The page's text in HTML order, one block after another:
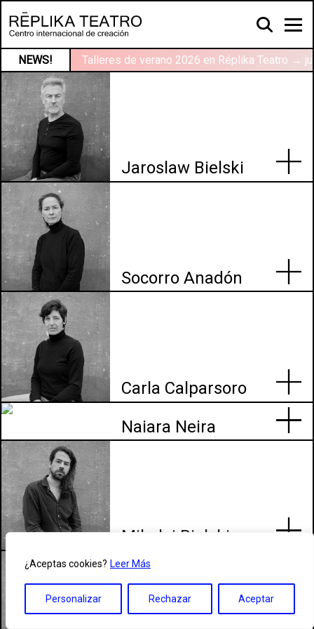
¿Aceptas cookies? Leer Más
Personalizar Rechazar Aceptar
NEWS! Talleres de verano 2026 en Réplika Teatro →
Jaroslaw Bielski
Socorro Anadón
Carla Calparsoro
Naiara Neira
Mikolaj Bielski